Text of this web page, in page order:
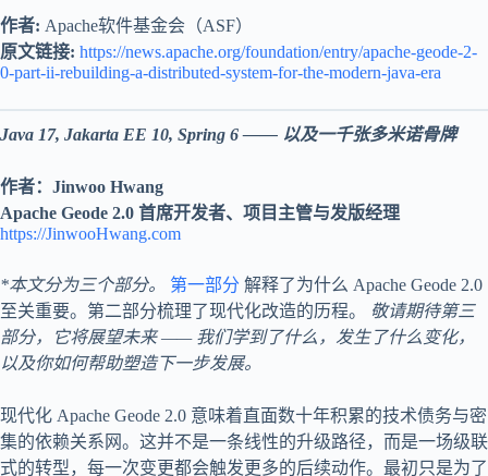
作者: Apache软件基金会（ASF）
原文链接: https://news.apache.org/foundation/entry/apache-geode-2-
0-part-ii-rebuilding-a-distributed-system-for-the-modern-java-era
Java 17, Jakarta EE 10, Spring 6 —— 以及一千张多米诺骨牌
作者：Jinwoo Hwang
Apache Geode 2.0 首席开发者、项目主管与发版经理
https://JinwooHwang.com
*本文分为三个部分。 第一部分 解释了为什么 Apache Geode 2.0
至关重要。第二部分梳理了现代化改造的历程。
敬请期待第三
部分，它将展望未来 —— 我们学到了什么，发生了什么变化，
以及你如何帮助塑造下一步发展。
现代化 Apache Geode 2.0 意味着直面数十年积累的技术债务与密
集的依赖关系网。这并不是一条线性的升级路径，而是一场级联
式的转型，每一次变更都会触发更多的后续动作。最初只是为了